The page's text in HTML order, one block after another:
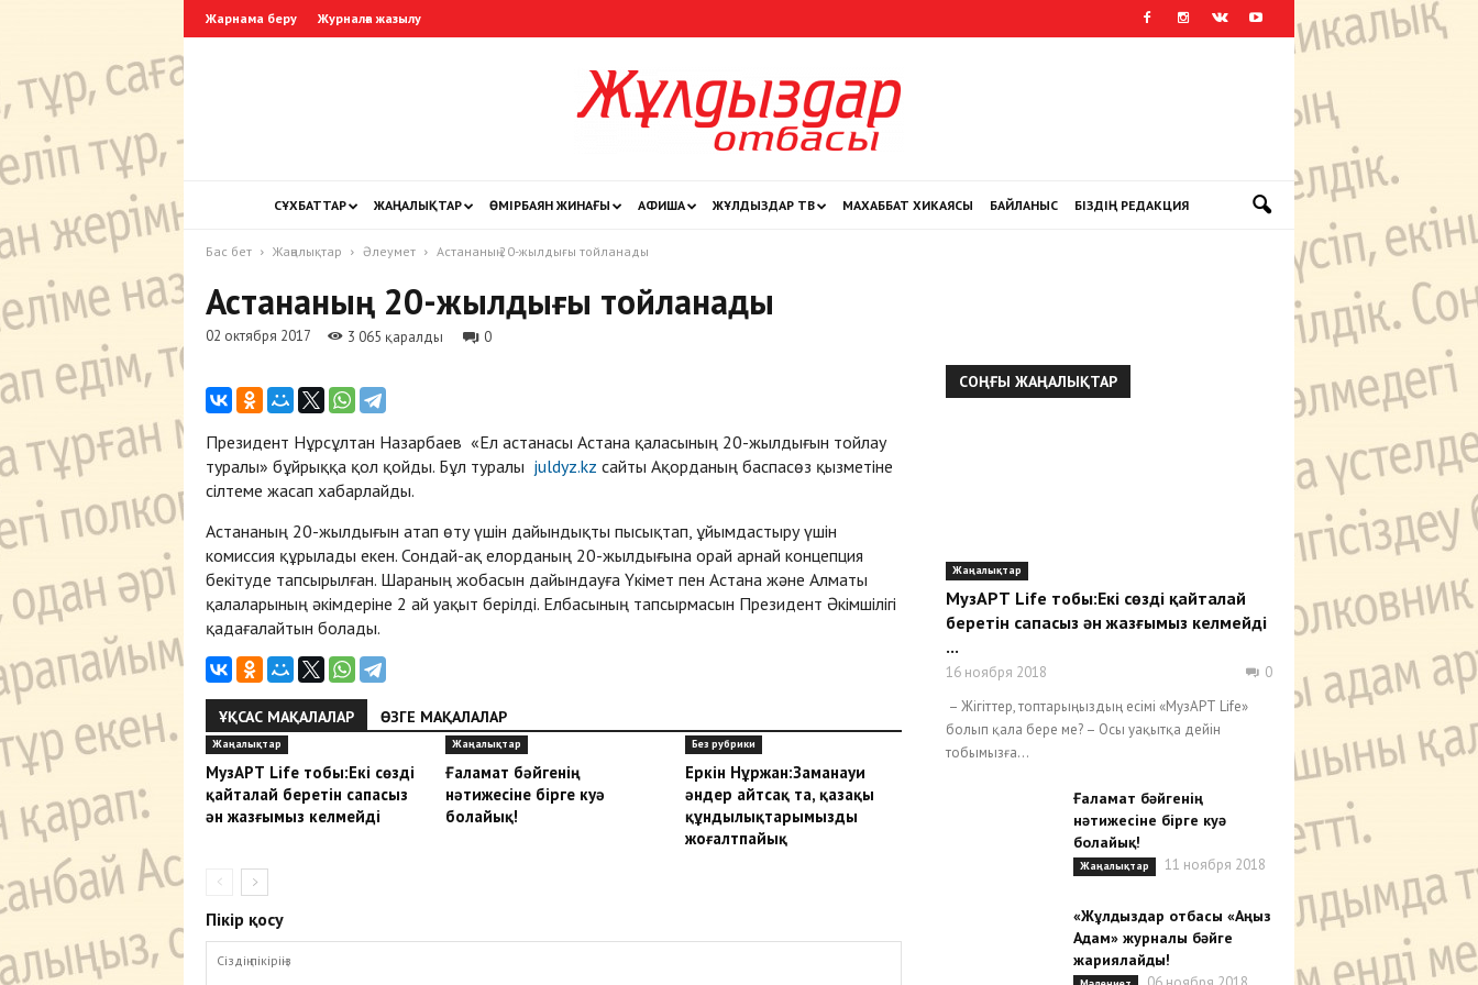
Жарнама беру Журналға жазылу
СҰХБАТТАР ЖАҢАЛЫҚТАР ӨМІРБАЯН ЖИНАҒЫ АФИША ЖҰЛДЫЗДАР ТВ МАХАББАТ ХИКАЯСЫ БАЙЛАНЫС БІЗДІҢ РЕДАКЦИЯ
Бас бет Жаңалықтар Әлеумет Астананың 20-жылдығы тойланады
Астананың 20-жылдығы тойланады
02 октября 2017 3 065 қаралды 0
Президент Нұрсұлтан Назарбаев «Ел астанасы Астана қаласының 20-жылдығын тойлау
туралы» бұйрыққа қол қойды. Бұл туралы juldyz.kz сайты Ақорданың баспасөз қызметіне
сілтеме жасап хабарлайды.
Астананың 20-жылдығын атап өту үшін дайындықты пысықтап, ұйымдастыру үшін
комиссия құрылады екен. Сондай-ақ елорданың 20-жылдығына орай арнай концепция
бекітуде тапсырылған. Шараның жобасын дайындауға Үкімет пен Астана және Алматы
қалаларының әкімдеріне 2 ай уақыт берілді. Елбасының тапсырмасын Президент Әкімшілігі
қадағалайтын болады.
ҰҚСАС МАҚАЛАЛАР ӨЗГЕ МАҚАЛАЛАР
Жаңалықтар
МузАРТ Life тобы:Екі сөзді
қайталай беретін сапасыз
ән жазғымыз келмейді
Жаңалықтар
Ғаламат бәйгенің
нәтижесіне бірге куә
болайық!
Без рубрики
Еркін Нұржан:Заманауи
әндер айтсақ та, қазақы
құндылықтарымызды
жоғалтпайық
Пікір қосу
СОҢҒЫ ЖАҢАЛЫҚТАР
Жаңалықтар
МузАРТ Life тобы:Екі сөзді қайталай
беретін сапасыз ән жазғымыз келмейді
...
16 ноября 2018
0
– Жігіттер, топтарыңыздың есімі «МузАРТ Life»
болып қала бере ме? – Осы уақытқа дейін
тобымызға...
Ғаламат бәйгенің
нәтижесіне бірге куә
болайық!
Жаңалықтар 11 ноября 2018
«Жұлдыздар отбасы «Аңыз
Адам» журналы бәйге
жариялайды!